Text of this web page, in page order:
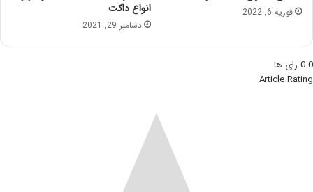
فوریه 6, 2022
انواع داکت
دسامبر 29, 2021
0
0 رای ها
Article Rating